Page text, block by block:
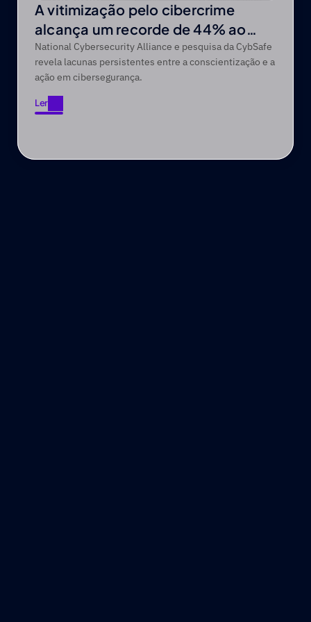
A vitimização pelo cibercrime
alcança um recorde de 44% ao
longo de um período de cinco anos
National Cybersecurity Alliance e pesquisa da CybSafe
revela lacunas persistentes entre a conscientização e a
ação em cibersegurança.
Ler
Ler